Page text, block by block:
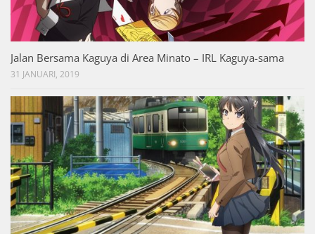
Jalan Bersama Kaguya di Area Minato – IRL Kaguya-sama
31 JANUARI, 2019